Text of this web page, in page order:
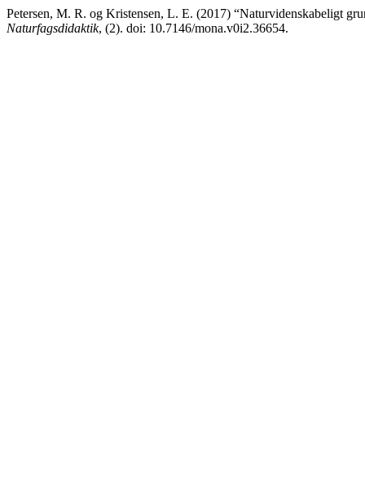
Petersen, M. R. og Kristensen, L. E. (2017) “Naturvidenskabeligt
Naturfagsdidaktik, (2). doi: 10.7146/mona.v0i2.36654.